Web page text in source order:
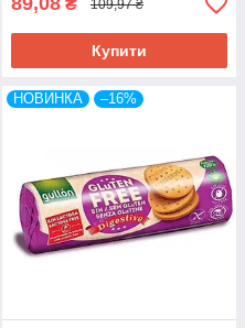
₴ 109,97 ₴
Купити
НОВИНКА –16%